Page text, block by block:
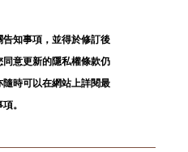
知事項，並得於修訂後
意更新的隱私權條款仍
時可以在網站上詳閱最
。